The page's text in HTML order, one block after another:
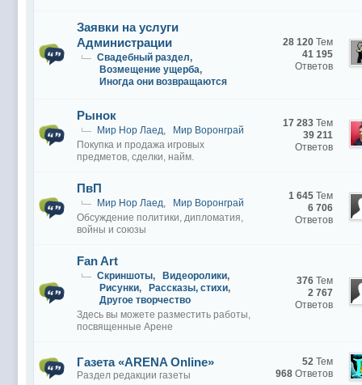
Заявки на услуги
Администрации
Свадебный раздел,
Возмещение ущерба,
Иногда они возвращаются
28 120 Тем
41 195
Ответов
Рынок
Мир Нор Лаед,
Мир Воронграй
Покупка и продажа игровых
предметов, сделки, найм.
17 283 Тем
39 211
Ответов
ПвП
Мир Нор Лаед,
Мир Воронграй
Обсуждение политики, дипломатия,
войны и союзы
1 645 Тем
6 706
Ответов
Fan Art
Скриншоты, Видеоролики,
Рисунки, Рассказы, стихи,
Другое творчество
Здесь вы можете разместить работы,
посвященные Арене
376 Тем
2 767
Ответов
Газета «ARENA Online»
Раздел редакции газеты
52 Тем
968 Ответов